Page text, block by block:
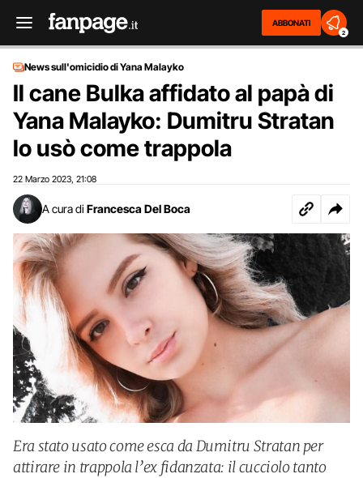
ABBONATI
2
News sull'omicidio di Yana Malayko
Il cane Bulka affidato al papà di
Yana Malayko: Dumitru Stratan
lo usò come trappola
22 Marzo 2023 21:08
A cura di Francesca Del Boca
Era stato usato come esca da Dumitru Stratan per
attirare in trappola l’ex fidanzata: il cucciolo tanto